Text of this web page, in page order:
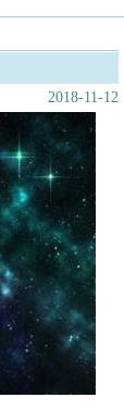
2018-11-12